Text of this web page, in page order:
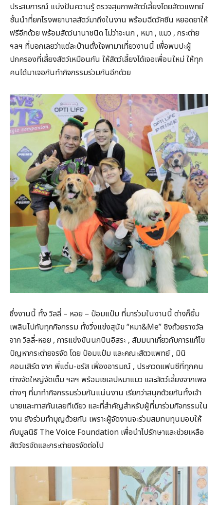
ประสบการณ์ แบ่งปันความรู้ ตรวจสุขภาพสัตว์เลี้ยงโดยสัตวแพทย์
ชั้นนำที่ยกโรงพยาบาลสัตว์มาถึงในงาน พร้อมฉีดวัคซีน หยอดยาให้
ฟรีอีกด้วย พร้อมสัตว์นานาชนิด ไม่ว่าจะนก , หมา , แมว , กระต่าย
ฯลฯ ที่บอกเลยว่าแต่ละบ้านตั้งใจพามาเที่ยวงานนี้ เพื่อพบปะผู้
ปกครองที่เลี้ยงสัตว์เหมือนกัน ให้สัตว์เลี้ยงได้เจอเพื่อนใหม่ ให้ทุก
คนได้มาเจอกันทำกิจกรรมร่วมกันอีกด้วย
ซึ่งงานนี้ ทั้ง วิลลี่ – หอย – ป๋อมแป๋ม ที่มาร่วมในงานนี้ ต่างก็ยิ้ม
เพลินไปกับทุกกิจกรรม ทั้งวิ่งแข่งสุนัข “หมา&Me” ชิงถ้วยรางวัล
จาก วิลลี่-หอย , การแข่งขันนกบินอิสระ , สัมมนาเกี่ยวกับการแก้ไข
ปัญหากระต่ายจรจัด โดย ป๋อมแป๋ม และคณะสัตวแพทย์ , มินิ
คอนเสิร์ต จาก พี่แต๋ม-ชรัส เฟิ่องอารมณ์ , ประกวดแฟนซีที่ทุกคน
ต่างจัดใหญ่จัดเต็ม ฯลฯ พร้อมเซเลปหมาแมว และสัตว์เลี้ยงจากเพจ
ต่างๆ ที่มาทำกิจกรรมร่วมกันแน่นงาน เรียกว่าสนุกด้วยกันทั้งเจ้า
นายและทาสกันเลยทีเดียว และที่สำคัญสำหรับผู้ที่มาร่วมกิจกรรมใน
งาน ยังร่วมทำบุญด้วยกัน เพราะผู้จัดงานจะร่วมสมทบทุนมอบให้
กับมูลนิธิ The Voice Foundation เพื่อนำไปรักษาและช่วยเหลือ
สัตว์จรจัดและกระต่ายจรจัดต่อไป